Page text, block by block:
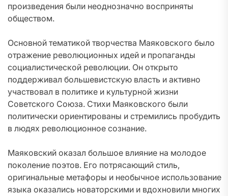
произведения были неоднозначно восприняты
обществом.
Основной тематикой творчества Маяковского было
отражение революционных идей и пропаганды
социалистической революции. Он открыто
поддерживал большевистскую власть и активно
участвовал в политике и культурной жизни
Советского Союза. Стихи Маяковского были
политически ориентированы и стремились пробудить
в людях революционное сознание.
Маяковский оказал большое влияние на молодое
поколение поэтов. Его потрясающий стиль,
оригинальные метафоры и необычное использование
языка оказались новаторскими и вдохновили многих